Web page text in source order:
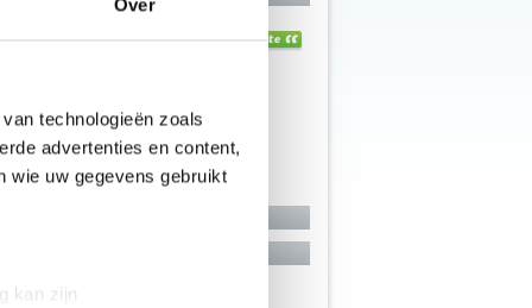
Over
technologieën zoals
advertenties en content,
wie uw gegevens gebruikt
kan zijn